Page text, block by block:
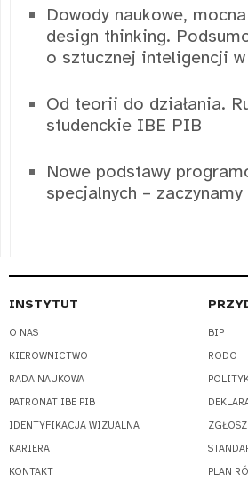
Dowody naukowe,
design thinking.
o sztucznej inteligencji
Od teorii do działania.
studenckie IBE PIB
Nowe podstawy
specjalnych –
INSTYTUT
O NAS
KIEROWNICTWO
RADA NAUKOWA
PATRONAT IBE PIB
IDENTYFIKACJA WIZUALNA
KARIERA
KONTAKT
BIP
RODO
PLAN